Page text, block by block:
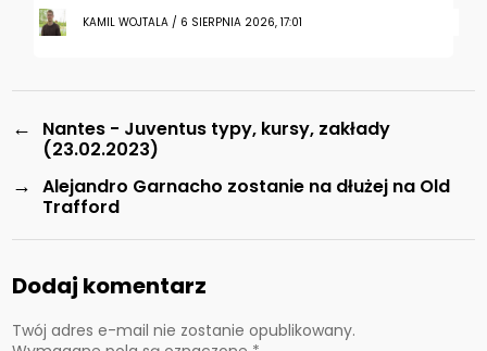
KAMIL WOJTALA / 6 SIERPNIA 2026, 17:01
←
Nantes - Juventus typy, kursy, zakłady
(23.02.2023)
→ Alejandro Garnacho zostanie na dłużej na Old
Trafford
Dodaj komentarz
Twój adres e-mail nie zostanie opublikowany.